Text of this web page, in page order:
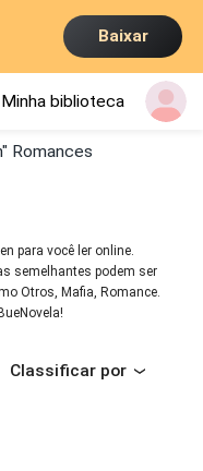
Baixar
Minha biblioteca
Romances
para você ler online.
semelhantes podem ser
Otros, Mafia, Romance.
Classificar por